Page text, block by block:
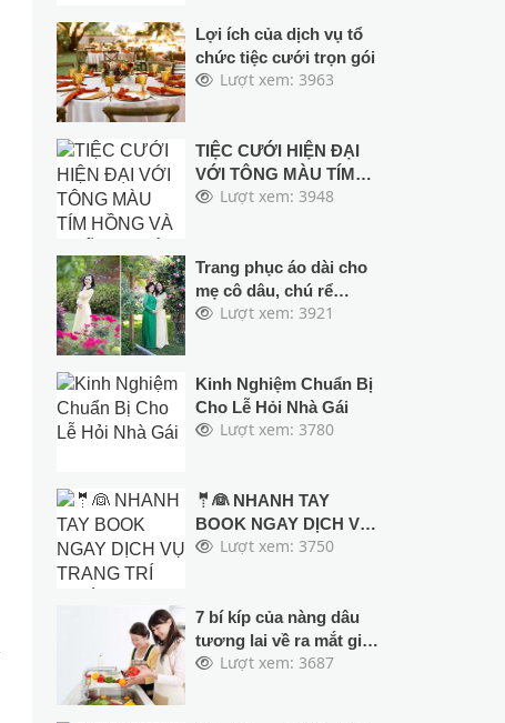
Lợi ích của dịch vụ tổ
chức tiệc cưới trọn gói
Lượt xem: 3963
TIỆC CƯỚI HIỆN ĐẠI
VỚI TÔNG MÀU TÍM
HỒNG VÀ NHỮNG
Lượt xem: 3948
Trang phục áo dài cho
mẹ cô dâu, chú rể
trong ngày cưới hỏi
Lượt xem: 3921
Kinh Nghiệm Chuẩn Bị
Cho Lễ Hỏi Nhà Gái
Lượt xem: 3780
🤵👰 NHANH TAY
BOOK NGAY DỊCH VỤ
TRANG TRÍ CƯỚI
HƯỞNG ƯU ĐÃI LỚN
CHO MÙA CƯỚI 2024
& 2025
Lượt xem: 3750
7 bí kíp của nàng dâu
tương lai về ra mắt gia
đình bạn trai
Lượt xem: 3687